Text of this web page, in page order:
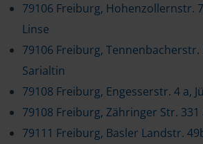
79106 Freiburg, Hohenzollernstr.
Linse
79106 Freiburg, Tennenbacherstr.
Sarialtin
79108 Freiburg, Engesserstr. 4 a,
79108 Freiburg, Zähringer Str. 331
79111 Freiburg, Basler Landstr.